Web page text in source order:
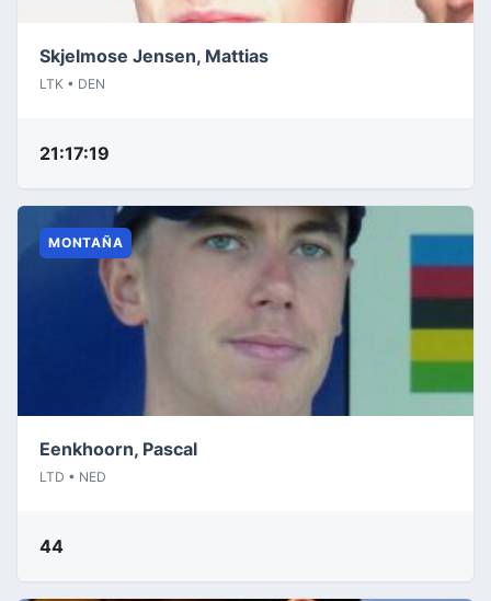
Skjelmose Jensen, Mattias
LTK • DEN
21:17:19
MONTAÑA
Eenkhoorn, Pascal
LTD • NED
44